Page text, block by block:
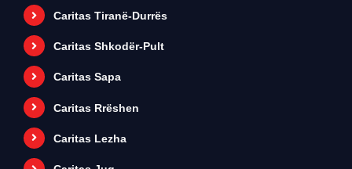
Caritas Tiranë-Durrës
Caritas Shkodër-Pult
Caritas Sapa
Caritas Rrëshen
Caritas Lezha